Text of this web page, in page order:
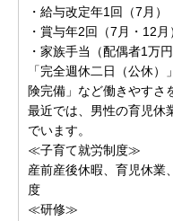
・給与改定年1回（7月）
・賞与年2回（7月・12月
・家族手当（配偶者1万
「完全週休二日（公休
険完備」など働きやすさ
最近では、男性の育児休
でいます。
≪子育て就労制度≫
産前産後休暇、育児休業
度
≪研修≫